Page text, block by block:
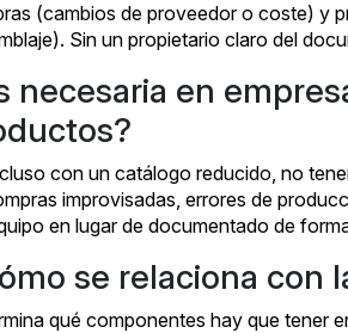
(cambios de proveedor o coste) y
Sin un propietario claro del
necesaria en
con un catálogo reducido, no
improvisadas, errores de
en lugar de documentado de
se relaciona con
qué componentes hay que tener